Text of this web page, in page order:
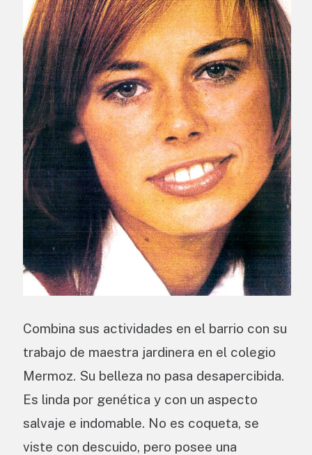
Combina sus actividades en el barrio con su
trabajo de maestra jardinera en el colegio
Mermoz. Su belleza no pasa desapercibida.
Es linda por genética y con un aspecto
salvaje e indomable. No es coqueta, se
viste con descuido, pero posee una